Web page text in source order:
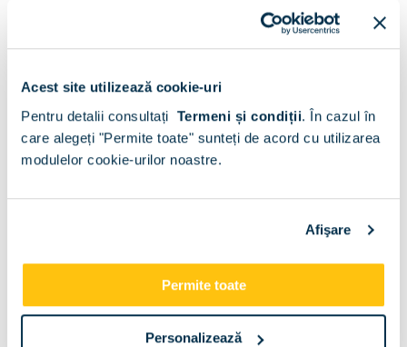
Acest site utilizează cookie-uri
Pentru detalii consultați Termeni și condiții. În cazul în
care alegeți "Permite toate" sunteți de acord cu utilizarea
modulelor cookie-urilor noastre.
Afişare
Permite toate
Personalizează
Bara umerase si